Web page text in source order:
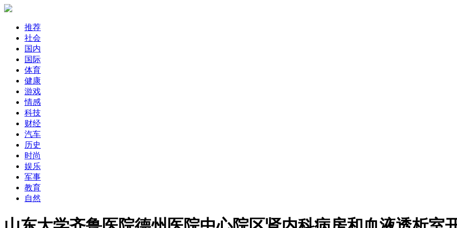
推荐
社会
国内
国际
体育
健康
游戏
情感
科技
财经
汽车
历史
时尚
娱乐
军事
教育
自然